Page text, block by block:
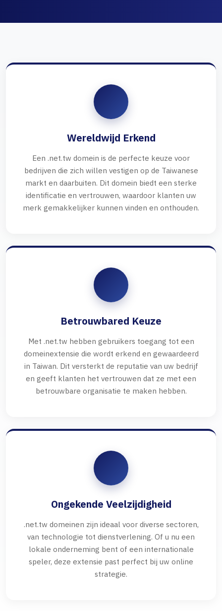
Wereldwijd Erkend
Een .net.tw domein is de perfecte keuze voor
bedrijven die zich willen vestigen op de Taiwanese
markt en daarbuiten. Dit domein biedt een sterke
identificatie en vertrouwen, waardoor klanten uw
merk gemakkelijker kunnen vinden en onthouden.
Betrouwbared Keuze
Met .net.tw hebben gebruikers toegang tot een
domeinextensie die wordt erkend en gewaardeerd
in Taiwan. Dit versterkt de reputatie van uw bedrijf
en geeft klanten het vertrouwen dat ze met een
betrouwbare organisatie te maken hebben.
Ongekende Veelzijdigheid
.net.tw domeinen zijn ideaal voor diverse sectoren,
van technologie tot dienstverlening. Of u nu een
lokale onderneming bent of een internationale
speler, deze extensie past perfect bij uw online
strategie.